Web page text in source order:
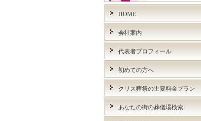
HOME
会社案内
代表者プロフィール
初めての方へ
クリス葬祭の主要料金プラン
あなたの街の葬儀場検索